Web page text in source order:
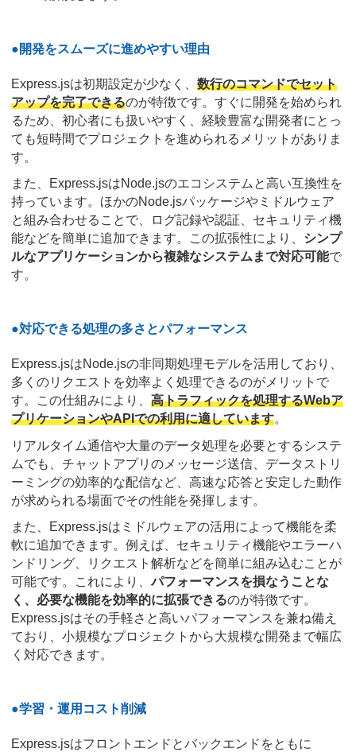
●開発をスムーズに進めやすい理由
Express.jsは初期設定が少なく、 数行のコマンドでセット
アップを完了できるのが特徴です。すぐに開発を始められ
るため、初心者にも扱いやすく、経験豊富な開発者にとっ
ても短時間でプロジェクトを進められるメリットがありま
す。
また、Express.jsはNode.jsのエコシステムと高い互換性を
持っています。ほかのNode.jsパッケージやミドルウェア
と組み合わせることで、ログ記録や認証、セキュリティ機
能などを簡単に追加できます。この拡張性により、 シンプ
ルなアプリケーションから複雑なシステムまで対応可能で
す。
●対応できる処理の多さとパフォーマンス
Express.jsはNode.jsの非同期処理モデルを活用しており、
多くのリクエストを効率よく処理できるのがメリットで
す。この仕組みにより、 高トラフィックを処理するWebア
プリケーションやAPIでの利用に適しています。
リアルタイム通信や大量のデータ処理を必要とするシステ
ムでも、チャットアプリのメッセージ送信、データストリ
ーミングの効率的な配信など、高速な応答と安定した動作
が求められる場面でその性能を発揮します。
また、Express.jsはミドルウェアの活用によって機能を柔
軟に追加できます。例えば、セキュリティ機能やエラーハ
ンドリング、リクエスト解析などを簡単に組み込むことが
可能です。これにより、パフォーマンスを損なうことな
く、必要な機能を効率的に拡張できるのが特徴です。
Express.jsはその手軽さと高いパフォーマンスを兼ね備え
ており、小規模なプロジェクトから大規模な開発まで幅広
く対応できます。
●学習・運用コスト削減
Express.jsはフロントエンドとバックエンドをともに